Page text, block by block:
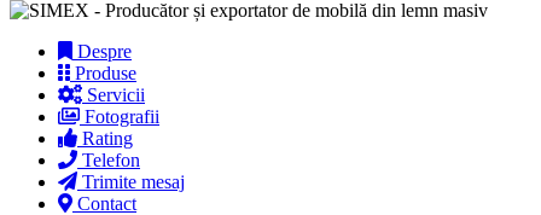
Despre
Produse
Servicii
Fotografii
Rating
Telefon
Trimite mesaj
Contact